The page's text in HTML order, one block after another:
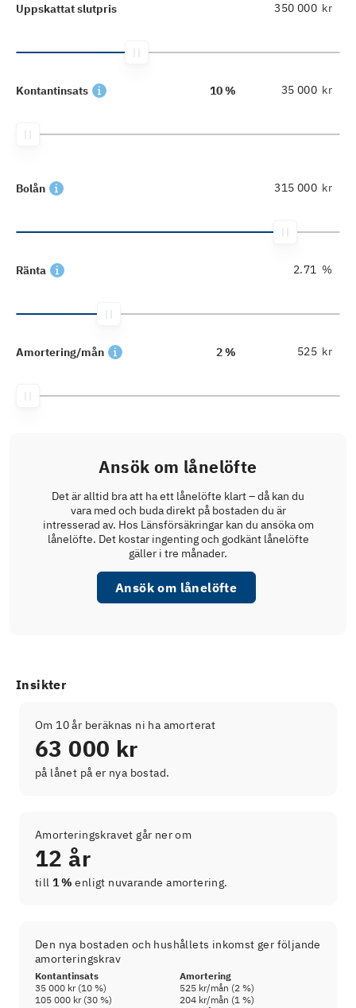
Uppskattat slutpris kr
Kontantinsats 10 % kr
Bolån kr
Ränta %
Amortering/mån 2 % kr
Ansök om lånelöfte
Det är alltid bra att ha ett lånelöfte klart – då kan du
vara med och buda direkt på bostaden du är
intresserad av. Hos Länsförsäkringar kan du ansöka om
lånelöfte. Det kostar ingenting och godkänt lånelöfte
gäller i tre månader.
Ansök om lånelöfte
Insikter
Om 10 år beräknas ni ha amorterat
63 000 kr
på lånet på er nya bostad.
Amorteringskravet går ner om
12 år
till 1 % enligt nuvarande amortering.
Den nya bostaden och hushållets inkomst ger följande
amorteringskrav
Kontantinsats
Amortering
35 000 kr(10 %) 525 kr/mån (2 %)
105 000 kr(30 %) 204 kr/mån (1 %)